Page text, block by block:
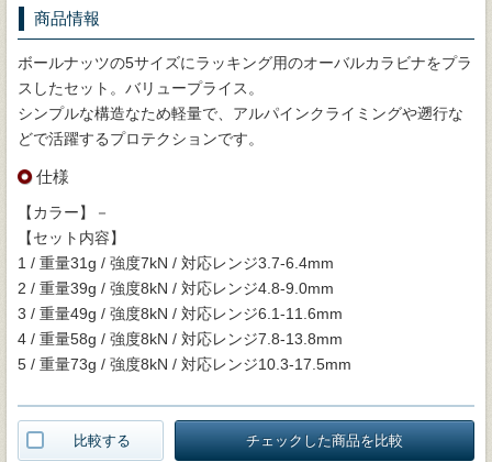
商品情報
ボールナッツの5サイズにラッキング用のオーバルカラビナをプラ
スしたセット。バリュープライス。
シンプルな構造なため軽量で、アルパインクライミングや遡行な
どで活躍するプロテクションです。
仕様
【カラー】－
【セット内容】
1 / 重量31g / 強度7kN / 対応レンジ3.7-6.4mm
2 / 重量39g / 強度8kN / 対応レンジ4.8-9.0mm
3 / 重量49g / 強度8kN / 対応レンジ6.1-11.6mm
4 / 重量58g / 強度8kN / 対応レンジ7.8-13.8mm
5 / 重量73g / 強度8kN / 対応レンジ10.3-17.5mm
比較する チェックした商品を比較